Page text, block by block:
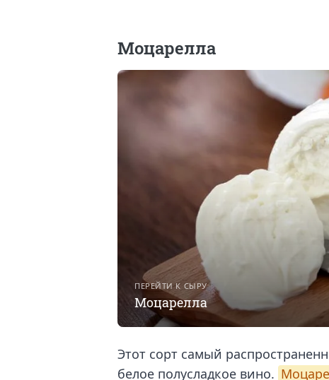
Моцарелла
ПЕРЕЙТИ К СЫРУ
Моцарелла
Этот сорт самый
белое полусладкое вино.